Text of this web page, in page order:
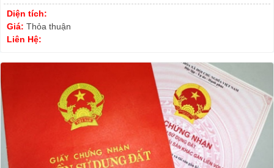
Diện tích:
Giá: Thỏa thuận
Liên Hệ: